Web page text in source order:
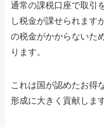
通常の課税口座で取引
し税金が課せられます
の税金がかからないた
ります。
これは国が認めたお得
形成に大きく貢献します